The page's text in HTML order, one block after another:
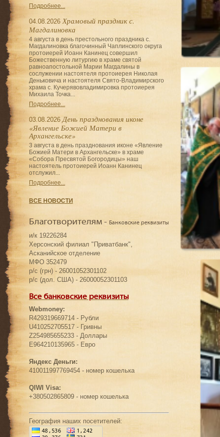
Подробнее...
04.08.2026 Храмовый праздник с.
Магдалиновка
4 августа в день престольного праздника с.
Магдалиновка благочинный Чаплинского округа
протоиерей Иоанн Канинец совершил
Божественную литургию в храме святой
равноапостольной Марии Магдалины в
сослужении настоятеля протоиерея Николая
Деньковича и настоятеля Свято-Владимирского
храма с. Кучерявовладимировка протоиерея
Михаила Точка...
Подробнее...
03.08.2026 День празднования иконе
«Явление Божией Матери в
Архангельске»
3 августа в день празднования иконе «Явление
Божией Матери в Архангельске» в храме
«Собора Пресвятой Богородицы» наш
настоятель протоиерей Иоанн Канинец
отслужил...
Подробнее...
ВСЕ НОВОСТИ
Благотворителям - Банковские реквизиты
и/к 19226284
Херсонский филиал "Приватбанк",
Асканийское отделение
МФО 352479
р/с (грн) - 26001052301102
р/с (дол. США) - 26000052301103
Все банковские реквизиты
Webmoney:
R429319669714 - Рубли
U410252705517 - Гривны
Z254985655233 - Доллары
E964210135965 - Евро
Яндекс Деньги:
410011997769454 - номер кошелька
QIWI Visa:
+380502865809 - номер кошелька
География наших посетителей: